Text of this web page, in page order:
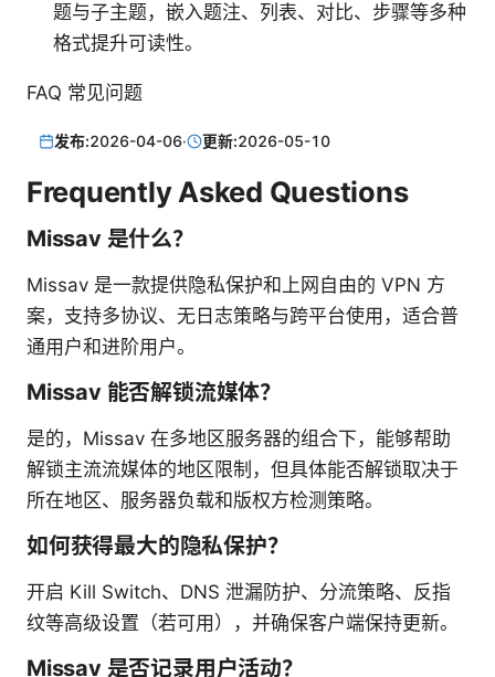
题与子主题，嵌入题注、列表、对比、步骤等多种
格式提升可读性。
FAQ 常见问题
发布:2026-04-06· 更新:2026-05-10
Frequently Asked Questions
Missav 是什么？
Missav 是一款提供隐私保护和上网自由的 VPN 方
案，支持多协议、无日志策略与跨平台使用，适合普
通用户和进阶用户。
Missav 能否解锁流媒体？
是的，Missav 在多地区服务器的组合下，能够帮助
解锁主流流媒体的地区限制，但具体能否解锁取决于
所在地区、服务器负载和版权方检测策略。
如何获得最大的隐私保护？
开启 Kill Switch、DNS 泄漏防护、分流策略、反指
纹等高级设置（若可用），并确保客户端保持更新。
Missav 是否记录用户活动？